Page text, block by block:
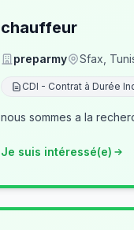
chauffeur
preparmy Sfax,
CDI - Contrat à Durée
nous sommes a la
Je suis intéressé(e)